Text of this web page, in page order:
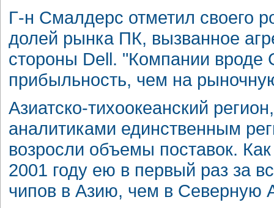
Г-н Смалдерс отметил своего
долей рынка ПК, вызванное
стороны Dell. "Компании
прибыльность, чем на
Азиатско-тихоокеанский
аналитиками единственным
возросли объемы поставок.
2001 году ею в первый раз за
чипов в Азию, чем в Северную